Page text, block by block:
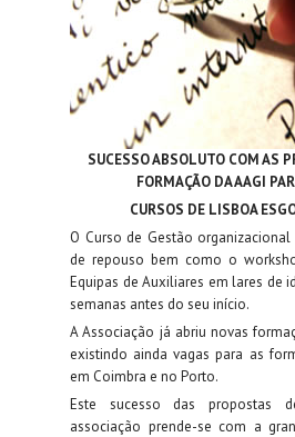
SUCESSO ABSOLUTO COM AS
FORMAÇÃO DA AAGI
CURSOS DE LISBOA
O Curso de Gestão organizacional
de repouso bem como o
Equipas de Auxiliares em lares de
semanas antes do seu início.
A Associação já abriu novas
existindo ainda vagas para as
em Coimbra e no Porto.
Este sucesso das propostas
associação prende-se com a